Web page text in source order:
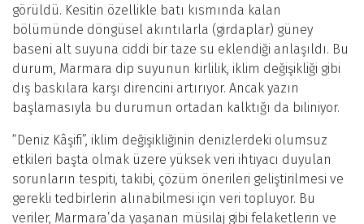
görüldü. Kesitin özellikle batı kısmında kalan
bölümünde döngüsel akıntılarla (girdaplar) güney
baseni alt suyuna ciddi bir taze su eklendiği anlaşıldı. Bu
durum, Marmara dip suyunun kirlilik, iklim değişikliği gibi
dış baskılara karşı direncini artırıyor. Ancak yazın
başlamasıyla bu durumun ortadan kalktığı da biliniyor.
“Deniz Kâşifi”, iklim değişikliğinin denizlerdeki olumsuz
etkileri başta olmak üzere yüksek veri ihtiyacı duyulan
sorunların tespiti, takibi, çözüm önerileri geliştirilmesi ve
gerekli tedbirlerin alınabilmesi için veri topluyor. Bu
veriler, Marmara’da yaşanan müsilaj gibi felaketlerin ve